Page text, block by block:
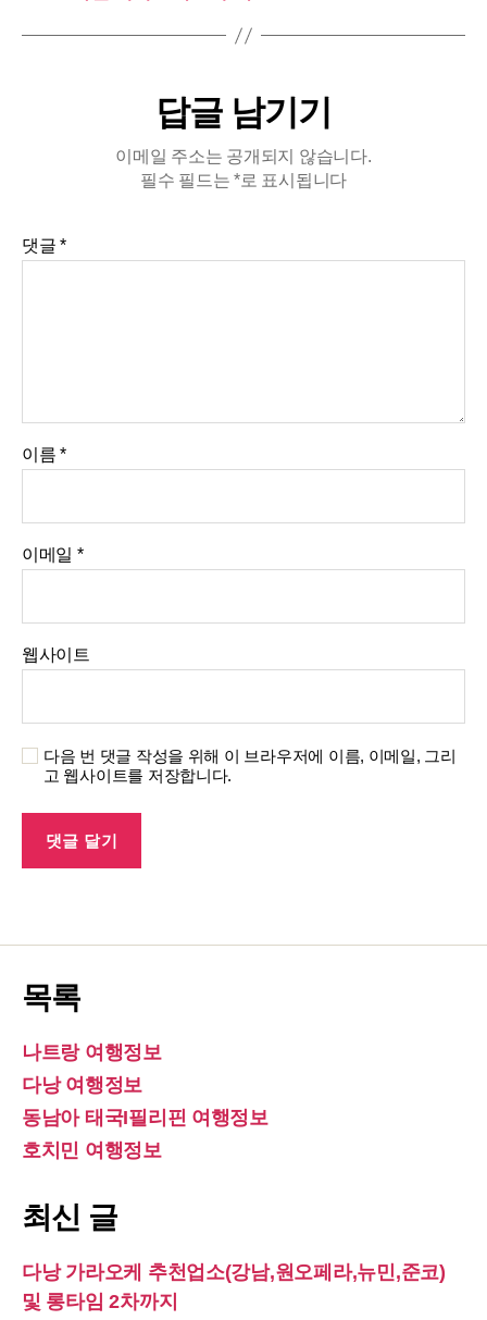
답글 남기기
이메일 주소는 공개되지 않습니다.
필수 필드는*로 표시됩니다
댓글*
이름*
이메일 *
웹사이트
다음 번 댓글 작성을 위해 이 브라우저에 이름, 이메일, 그리
고 웹사이트를 저장합니다.
목록
나트랑 여행정보
다낭 여행정보
동남아 태국I필리핀 여행정보
호치민 여행정보
최신 글
다낭 가라오케 추천업소(강남,원오페라,뉴민,준코)
및 롱타임 2차까지